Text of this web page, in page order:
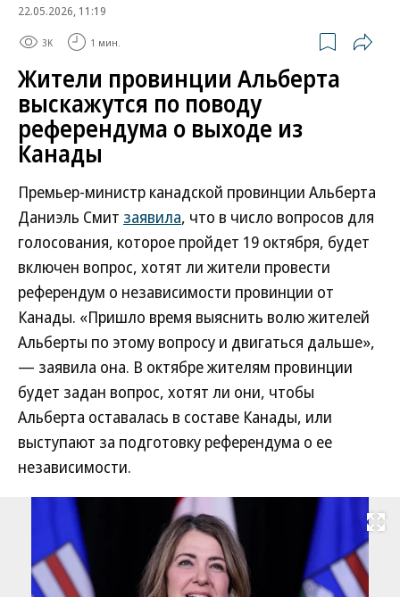
22.05.2026, 11:19
3K 1 мин.
Жители провинции Альберта
выскажутся по поводу
референдума о выходе из
Канады
Премьер-министр канадской провинции Альберта
Даниэль Смит заявила, что в число вопросов для
голосования, которое пройдет 19 октября, будет
включен вопрос, хотят ли жители провести
референдум о независимости провинции от
Канады. «Пришло время выяснить волю жителей
Альберты по этому вопросу и двигаться дальше»,
— заявила она. В октябре жителям провинции
будет задан вопрос, хотят ли они, чтобы
Альберта оставалась в составе Канады, или
выступают за подготовку референдума о ее
независимости.
Развернуть